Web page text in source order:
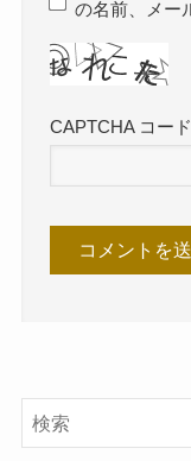
の名前、メー
CAPTCHA コード